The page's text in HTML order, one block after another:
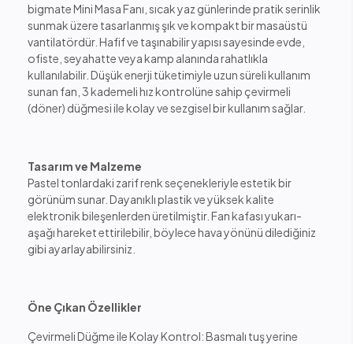
bigmate Mini Masa Fanı, sıcak yaz günlerinde pratik serinlik
sunmak üzere tasarlanmış şık ve kompakt bir masaüstü
vantilatördür. Hafif ve taşınabilir yapısı sayesinde evde,
ofiste, seyahatte veya kamp alanında rahatlıkla
kullanılabilir. Düşük enerji tüketimiyle uzun süreli kullanım
sunan fan, 3 kademeli hız kontrolüne sahip çevirmeli
(döner) düğmesi ile kolay ve sezgisel bir kullanım sağlar.
Tasarım ve Malzeme
Pastel tonlardaki zarif renk seçenekleriyle estetik bir
görünüm sunar. Dayanıklı plastik ve yüksek kalite
elektronik bileşenlerden üretilmiştir. Fan kafası yukarı-
aşağı hareket ettirilebilir, böylece hava yönünü dilediğiniz
gibi ayarlayabilirsiniz.
Öne Çıkan Özellikler
Çevirmeli Düğme ile Kolay Kontrol: Basmalı tuş yerine